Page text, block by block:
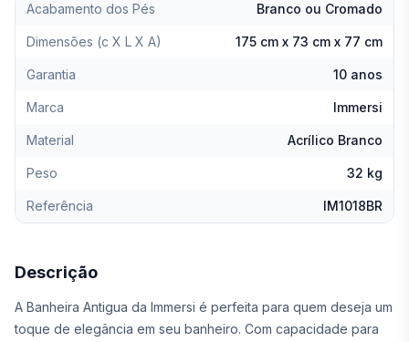
Acabamento dos Pés Branco ou Cromado
Dimensões (c X L X A) 175 cm x 73 cm x 77 cm
Garantia 10 anos
Marca Immersi
Material Acrílico Branco
Peso 32 kg
Referência IM1018BR
Descrição
A Banheira Antigua da Immersi é perfeita para quem deseja um
toque de elegância em seu banheiro. Com capacidade para